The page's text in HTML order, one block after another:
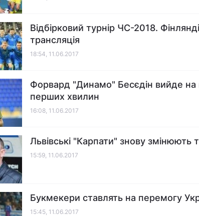
Відбірковий турнір ЧС-2018.
трансляція
18:54, 11.06.2017
Форвард "Динамо" Бесєдін вийде на
перших хвилин
16:08, 11.06.2017
Львівські "Карпати" знову змінюють
15:59, 11.06.2017
Букмекери ставлять на перемогу
15:45, 11.06.2017